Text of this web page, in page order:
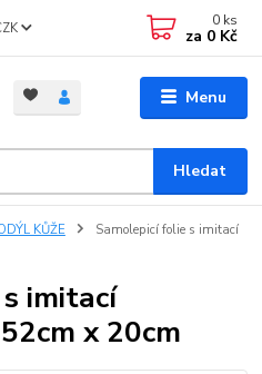
Menu
Hledat
0 ks
za 0 Kč
KŮŽE
Samolepicí folie s imitací
imitací
x 20cm